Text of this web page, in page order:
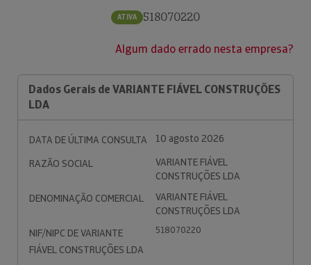
ATIVA 518070220
Algum dado errado nesta empresa?
Dados Gerais de VARIANTE FIÁVEL CONSTRUÇÕES
LDA
DATA DE ÚLTIMA CONSULTA
10 agosto 2026
RAZÃO SOCIAL
VARIANTE FIÁVEL
CONSTRUÇÕES LDA
DENOMINAÇÃO COMERCIAL
VARIANTE FIÁVEL
CONSTRUÇÕES LDA
NIF/NIPC DE VARIANTE
FIÁVEL CONSTRUÇÕES LDA
518070220